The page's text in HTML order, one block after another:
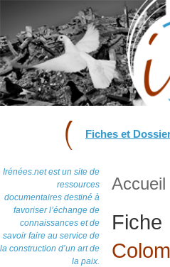
Fiches et
Irénées.net est un site de
ressources
documentaires destiné à
favoriser l’échange de
connaissances et de
savoir faire au service de
la construction d’un art de
la paix.
Accueil